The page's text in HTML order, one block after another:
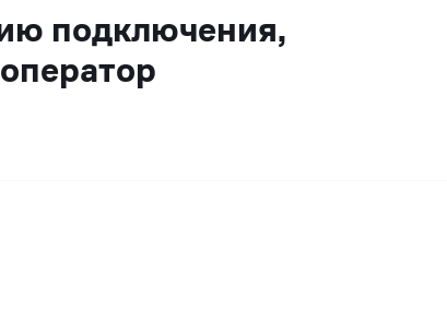
подключения,